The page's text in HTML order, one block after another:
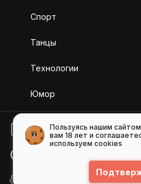
Спорт
Танцы
Технологии
Юмор
БЛОГПользуясь нашим
вам 18 лет и
используем cookies